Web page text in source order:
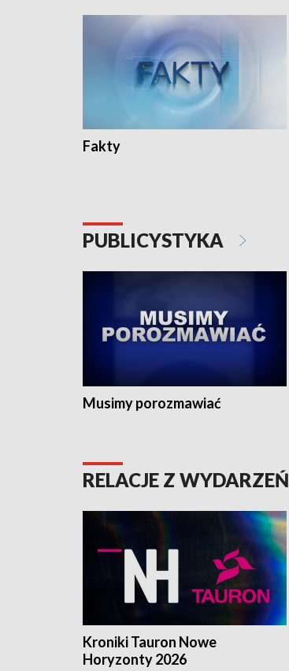
Fakty
PUBLICYSTYKA
Musimy porozmawiać
RELACJE Z WYDARZEŃ
Kroniki Tauron Nowe
Horyzonty 2026